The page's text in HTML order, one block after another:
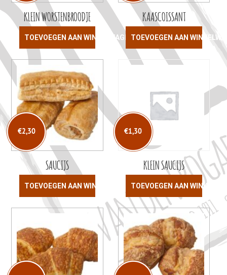
KLEIN WORSTENBROODJE
TOEVOEGEN AAN WINKELWAGEN
KAASCOISSANT
TOEVOEGEN AAN
SAUCIJS
€2,30
TOEVOEGEN AAN WINKELWAGEN
KLEIN SAUCIJS
€1,30
TOEVOEGEN AAN